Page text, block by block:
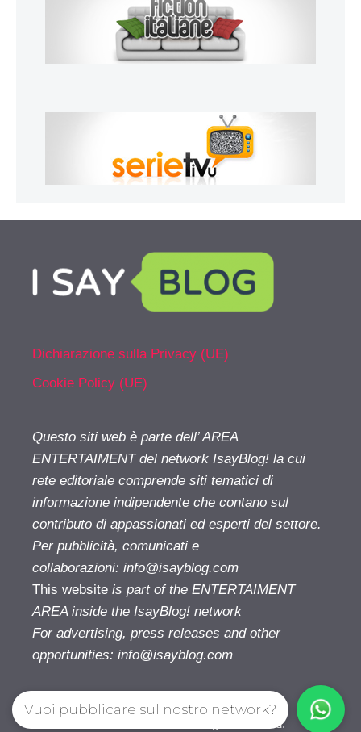
Dichiarazione sulla Privacy (UE)
Cookie Policy (UE)
Questo siti web è parte dell’ AREA
ENTERTAIMENT del network IsayBlog! la cui
rete editoriale comprende siti tematici di
informazione indipendente che contano sul
contributo di appassionati ed esperti del settore.
Per pubblicità, comunicati e
collaborazioni: info@isayblog.com
This website is part of the ENTERTAIMENT
AREA inside the IsayBlog! network
For advertising, press releases and other
opportunities: info@isayblog.com
Cinetivu.com© 2026. All right reserverd.
Vuoi pubblicare sul nostro network?